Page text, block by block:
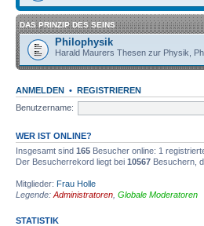
DAS PRINZIP DES SEINS
Philophysik
Harald Maurers Thesen zur Physik,
ANMELDEN • REGISTRIEREN
Benutzername:
WER IST ONLINE?
Insgesamt sind 165 Besucher online: 1
Der Besucherrekord liegt bei 10567 Besuchern,
Mitglieder: Frau Holle
Legende: Administratoren Globale Moderatoren
STATISTIK